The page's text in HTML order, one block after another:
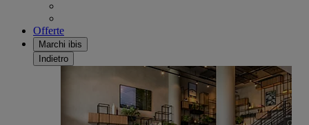
Offerte
Marchi ibis
Indietro